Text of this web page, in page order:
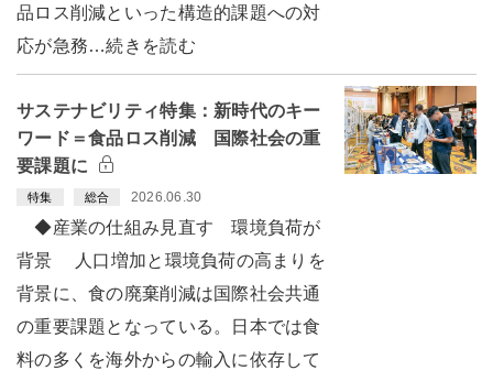
品ロス削減といった構造的課題への対
応が急務…続きを読む
サステナビリティ特集：新時代のキー
ワード＝食品ロス削減 国際社会の重
要課題に
特集 総合 2026.06.30
◆産業の仕組み見直す 環境負荷が
背景 人口増加と環境負荷の高まりを
背景に、食の廃棄削減は国際社会共通
の重要課題となっている。日本では食
料の多くを海外からの輸入に依存して